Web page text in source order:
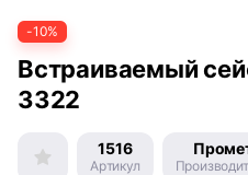
-10%
Встраиваемый
3322
1516
Артикул